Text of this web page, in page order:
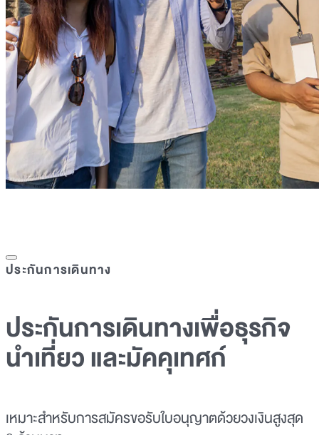
ประกันการเดินทาง
ประกันการเดินทางเพื่อธุรกิจ
นำเที่ยว และมัคคุเทศก์
เหมาะสำหรับการสมัครขอรับใบอนุญาตด้วยวงเงินสูงสุด